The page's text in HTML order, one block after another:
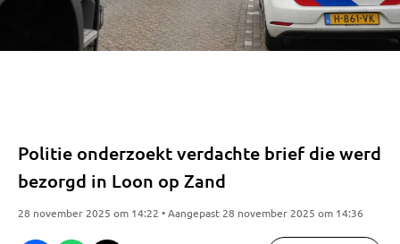
Politie onderzoekt verdachte brief die werd
bezorgd in Loon op Zand
28 november 2025 om 14:22 • Aangepast 28 november 2025 om 14:36